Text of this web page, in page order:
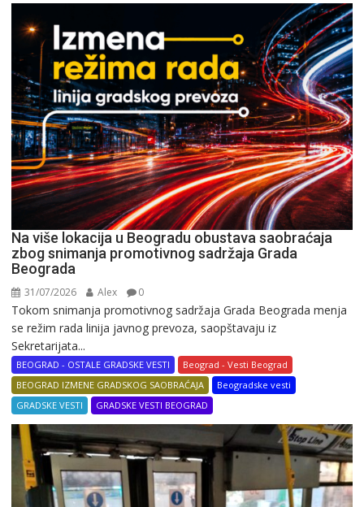
Na više lokacija u Beogradu obustava saobraćaja
zbog snimanja promotivnog sadržaja Grada
Beograda
31/07/2026 Alex 0
Tokom snimanja promotivnog sadržaja Grada Beograda menja
se režim rada linija javnog prevoza, saopštavaju iz
Sekretarijata...
BEOGRAD - OSTALE GRADSKE VESTI
Beograd - Vesti Beograd
BEOGRAD IZMENE GRADSKOG SAOBRAĆAJA
Beogradske vesti
GRADSKE VESTI
GRADSKE VESTI BEOGRAD